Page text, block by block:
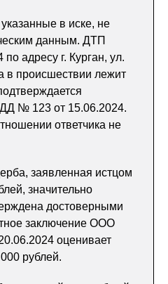
в иске, не
данным. ДТП
адресу г. Курган, ул.
в происшествии лежит
№ 123 от 15.06.2024.
ответчика не
заявленная истцом
значительно
достоверными
заключение ООО
оценивает
рублей.